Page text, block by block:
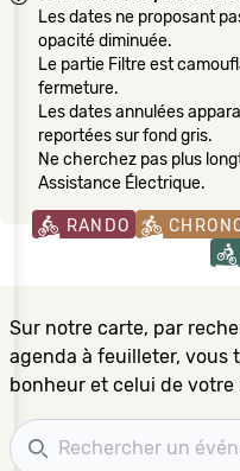
Les dates ne proposant
opacité diminuée.
Le partie Filtre est
fermeture.
Les dates annulées
reportées sur fond gris.
Ne cherchez pas plus
Assistance Électrique.
RANDO
Sur notre carte, par
agenda à feuilleter, vous
bonheur et celui de votre
Recherche